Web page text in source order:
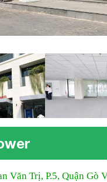
Văn Trị, P.5, Quận Gò